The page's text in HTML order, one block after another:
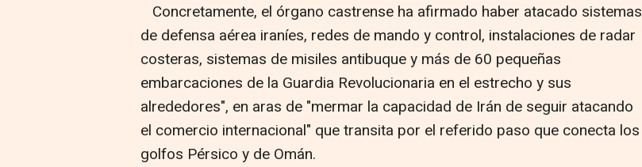
Concretamente, el órgano castrense ha afirmado haber atacado sistemas
de defensa aérea iraníes, redes de mando y control, instalaciones de radar
costeras, sistemas de misiles antibuque y más de 60 pequeñas
embarcaciones de la Guardia Revolucionaria en el estrecho y sus
alrededores", en aras de "mermar la capacidad de Irán de seguir atacando
el comercio internacional" que transita por el referido paso que conecta los
golfos Pérsico y de Omán.